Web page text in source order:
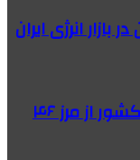
انرژی ایران
جابه‌جایی کالا در سطح راه‌های کشور از مرز ۴۶